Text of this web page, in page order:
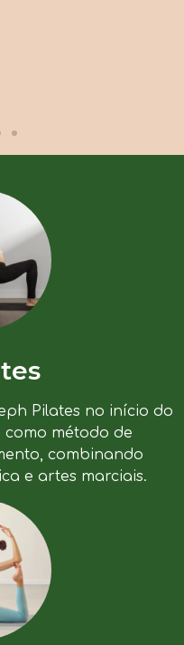
Pilates no início do
como método de
combinando
e artes marciais.